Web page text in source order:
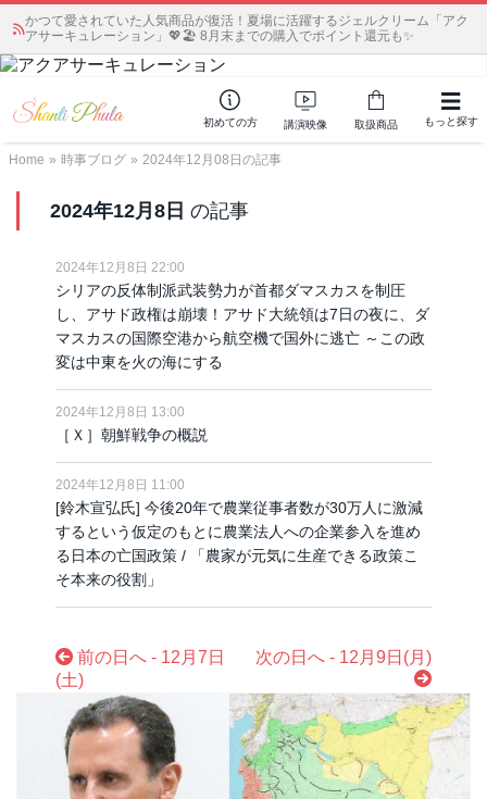
かつて愛されていた人気商品が復活！夏場に活躍するジェルクリーム「アク
アサーキュレーション」💖🏖️ 8月末までの購入でポイント還元も✨
初めての方 講演映像 取扱商品 もっと探す
Home » 時事ブログ » 2024年12月08日の記事
2024年12月8日 の記事
2024年12月8日 22:00
シリアの反体制派武装勢力が首都ダマスカスを制圧
し、アサド政権は崩壊！アサド大統領は7日の夜に、ダ
マスカスの国際空港から航空機で国外に逃亡 ～この政
変は中東を火の海にする
2024年12月8日 13:00
［Ｘ］朝鮮戦争の概説
2024年12月8日 11:00
[鈴木宣弘氏] 今後20年で農業従事者数が30万人に激減
するという仮定のもとに農業法人への企業参入を進め
る日本の亡国政策 / 「農家が元気に生産できる政策こ
そ本来の役割」
前の日へ - 12月7日
(土)
次の日へ - 12月9日(月)